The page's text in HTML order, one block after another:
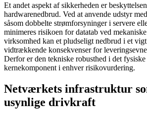
Et andet aspekt af sikkerheden er
hardwarenedbrud. Ved at anvende udstyr
såsom dobbelte strømforsyninger i servere
minimeres risikoen for datatab ved
virksomhed kan et pludseligt nedbrud i et
vidtrækkende konsekvenser for
Derfor er den tekniske robusthed i det fysiske
kernekomponent i enhver risikovurdering.
Netværkets infrastruktur
usynlige drivkraft